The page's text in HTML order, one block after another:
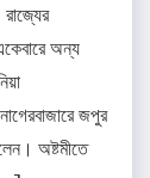
অন্য
জপুর
অষ্টমীতে